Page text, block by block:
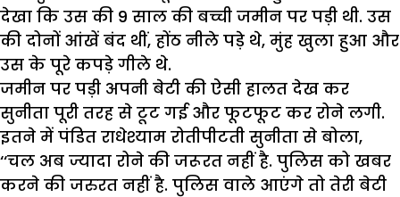
देखा कि उस की 9 साल की बच्ची जमीन पर पड़ी थी. उस
की दोनों आंखें बंद थीं, होंठ नीले पड़े थे, मुंह खुला हुआ और
उस के पूरे कपड़े गीले थे.
जमीन पर पड़ी अपनी बेटी की ऐसी हालत देख कर
सुनीता पूरी तरह से टूट गई और फूटफूट कर रोने लगी.
इतने में पंडित राधेश्याम रोतीपीटती सुनीता से बोला,
‘‘चल अब ज्यादा रोने की जरूरत नहीं है. पुलिस को खबर
करने की जरुरत नहीं है. पुलिस वाले आएंगे तो तेरी बेटी